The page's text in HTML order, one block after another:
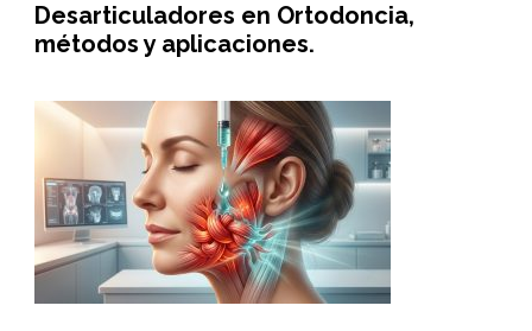
Desarticuladores en Ortodoncia,
métodos y aplicaciones.